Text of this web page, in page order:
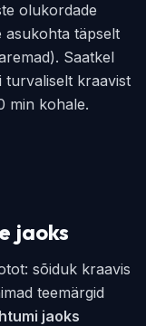
olukordade
täpselt
Saatkel
turvaliselt kraavist
min kohale.
jaoks
sõiduk kraavis
teemärgid
jaoks